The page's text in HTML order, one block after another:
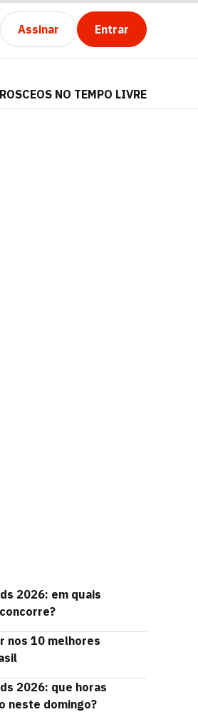
Assinar Entrar
CEOS NO TEMPO LIVRE
2026: em quais
nos 10 melhores
2026: que horas
neste domingo?